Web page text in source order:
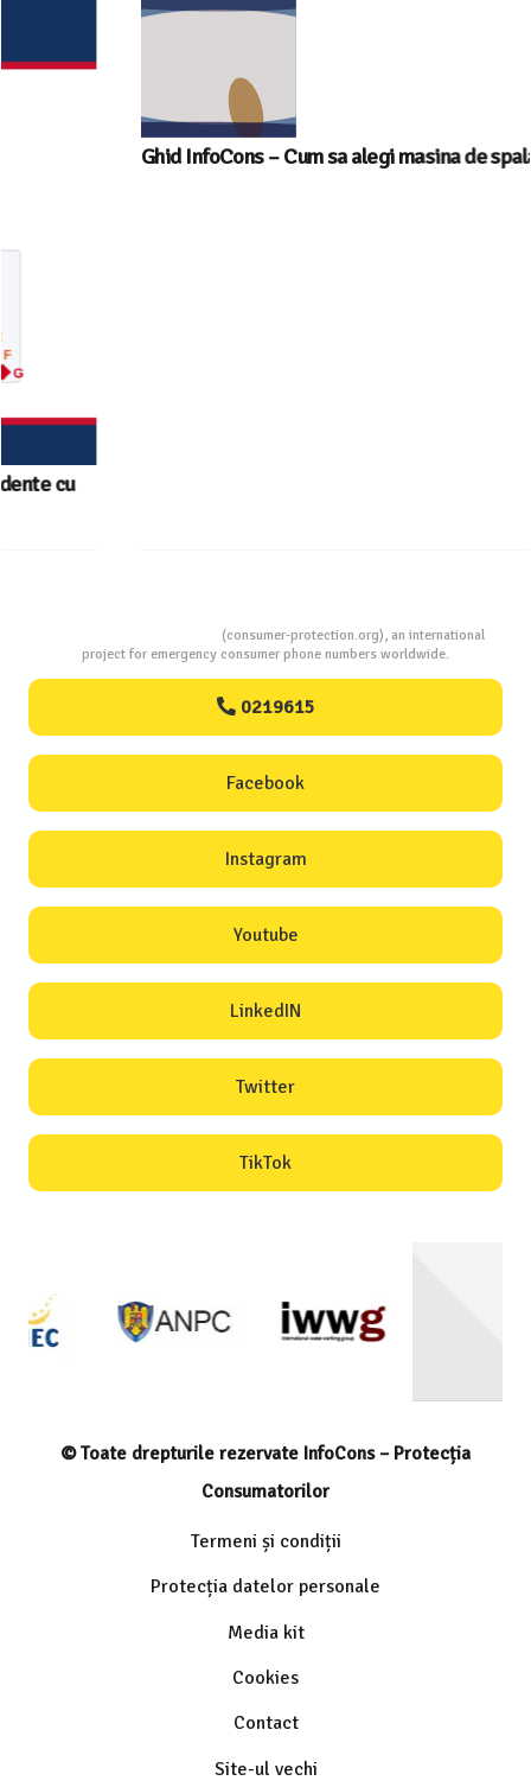
Ghid InfoCons – Cum sa alegi masina de spalat vase
(consumer-protection.org), an international
project for emergency consumer phone numbers worldwide.
0219615
Facebook
Instagram
Youtube
LinkedIN
Twitter
TikTok
© Toate drepturile rezervate InfoCons – Protecția
Consumatorilor
Termeni și condiții
Protecția datelor personale
Media kit
Cookies
Contact
Site-ul vechi